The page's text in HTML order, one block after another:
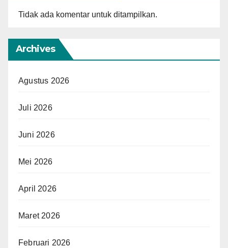
Tidak ada komentar untuk ditampilkan.
Archives
Agustus 2026
Juli 2026
Juni 2026
Mei 2026
April 2026
Maret 2026
Februari 2026